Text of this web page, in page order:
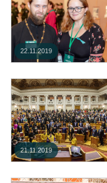
22.11.2019
21.11.2019